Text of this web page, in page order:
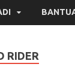
RIDER